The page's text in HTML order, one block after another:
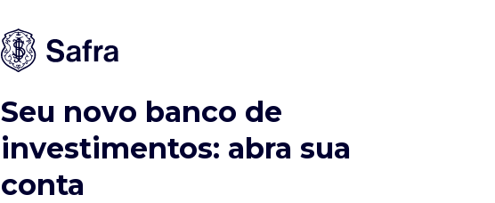
Seu novo banco de
investimentos: abra sua
conta